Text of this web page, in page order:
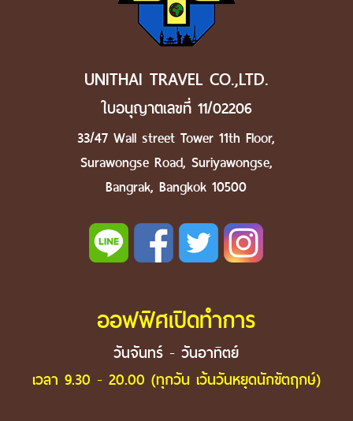
UNITHAI TRAVEL CO.,LTD.
ใบอนุญาตเลขที่ 11/02206
33/47 Wall street Tower 11th Floor,
Surawongse Road, Suriyawongse,
Bangrak, Bangkok 10500
ออฟฟิศเปิดทำการ
วันจันทร์ - วันอาทิตย์
เวลา 9.30 - 20.00 (ทุกวัน เว้นวันหยุดนักขัตฤกษ์)